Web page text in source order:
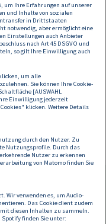
, um Ihre Erfahrungen auf unserer
und Inhalte von sozialen
in Drittstaaten
notwendig, aber ermöglicht eine
Einstellungen auch Anbieter
nach Art 45 DSGVO und
so gilt Ihre Einwilligung auch
um alle
Sie können Ihre Cookie-
[AUSWAHL
Einwilligung jederzeit
klicken. Weitere Details
durch den Nutzer. Zu
Nutzungsprofile. Durch das
Nutzer zu erkennen
von Matomo finden Sie
Wir verwenden es, um Audio-
Das Cookie dient zudem
diesen Inhalten zu sammeln.
finden Sie unter: